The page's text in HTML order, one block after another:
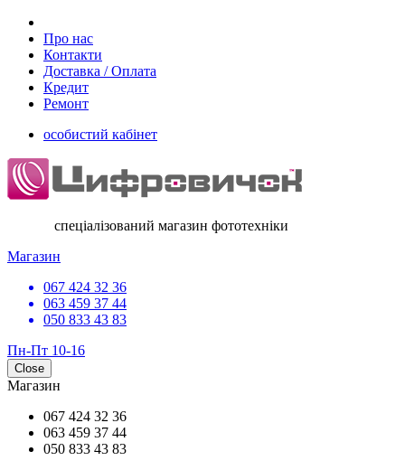
Про нас
Контакти
Доставка / Оплата
Кредит
Ремонт
особистий кабінет
спеціалізований магазин фототехніки
Магазин
067 424 32 36
063 459 37 44
050 833 43 83
Пн-Пт 10-16
Close
Магазин
067 424 32 36
063 459 37 44
050 833 43 83